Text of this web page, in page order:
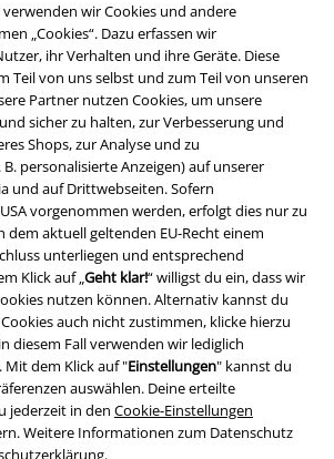
wir Cookies und andere
„Cookies“. Dazu erfassen wir
ihr Verhalten und ihre Geräte. Diese
Teil von uns selbst und zum Teil von unseren
Partner nutzen Cookies, um unsere
sicher zu halten, zur Verbesserung und
Shops, zur Analyse und zu
personalisierte Anzeigen) auf unserer
und auf Drittwebseiten. Sofern
vorgenommen werden, erfolgt dies nur zu
dem aktuell geltenden EU-Recht einem
unterliegen und entsprechend
Klick auf „Geht klar!“ willigst du ein, dass wir
nutzen können. Alternativ kannst du
auch nicht zustimmen, klicke hierzu
diesem Fall verwenden wir lediglich
Mit dem Klick auf "Einstellungen" kannst du
auswählen. Deine erteilte
jederzeit in den Cookie-Einstellungen
Weitere Informationen zum Datenschutz
.